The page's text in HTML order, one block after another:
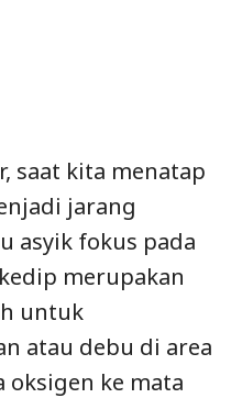
saat kita menatap
jarang
asyik fokus pada
merupakan
untuk
atau debu di area
oksigen ke mata